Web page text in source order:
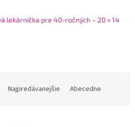
lekárnička pre 40-ročných – 20 × 14
Najpredávanejšie Abecedne